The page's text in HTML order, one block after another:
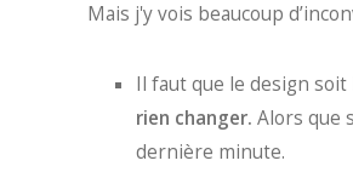
Mais j'y vois beaucoup
Il faut que le design soit
rien changer. Alors que
dernière minute.